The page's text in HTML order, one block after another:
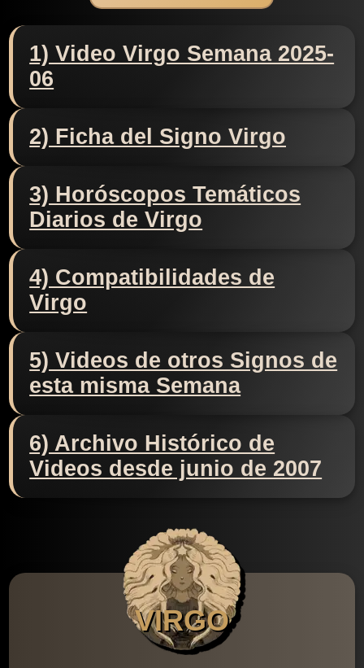
1) Video Virgo Semana 2025-
06
2) Ficha del Signo Virgo
3) Horóscopos Temáticos
Diarios de Virgo
4) Compatibilidades de
Virgo
5) Videos de otros Signos de
esta misma Semana
6) Archivo Histórico de
Videos desde junio de 2007
VIRGO